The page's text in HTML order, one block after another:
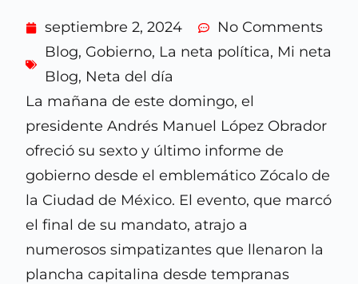
septiembre 2, 2024
No Comments
Blog, Gobierno, La neta política, Mi neta
Blog, Neta del día
La mañana de este domingo, el
presidente Andrés Manuel López Obrador
ofreció su sexto y último informe de
gobierno desde el emblemático Zócalo de
la Ciudad de México. El evento, que marcó
el final de su mandato, atrajo a
numerosos simpatizantes que llenaron la
plancha capitalina desde tempranas